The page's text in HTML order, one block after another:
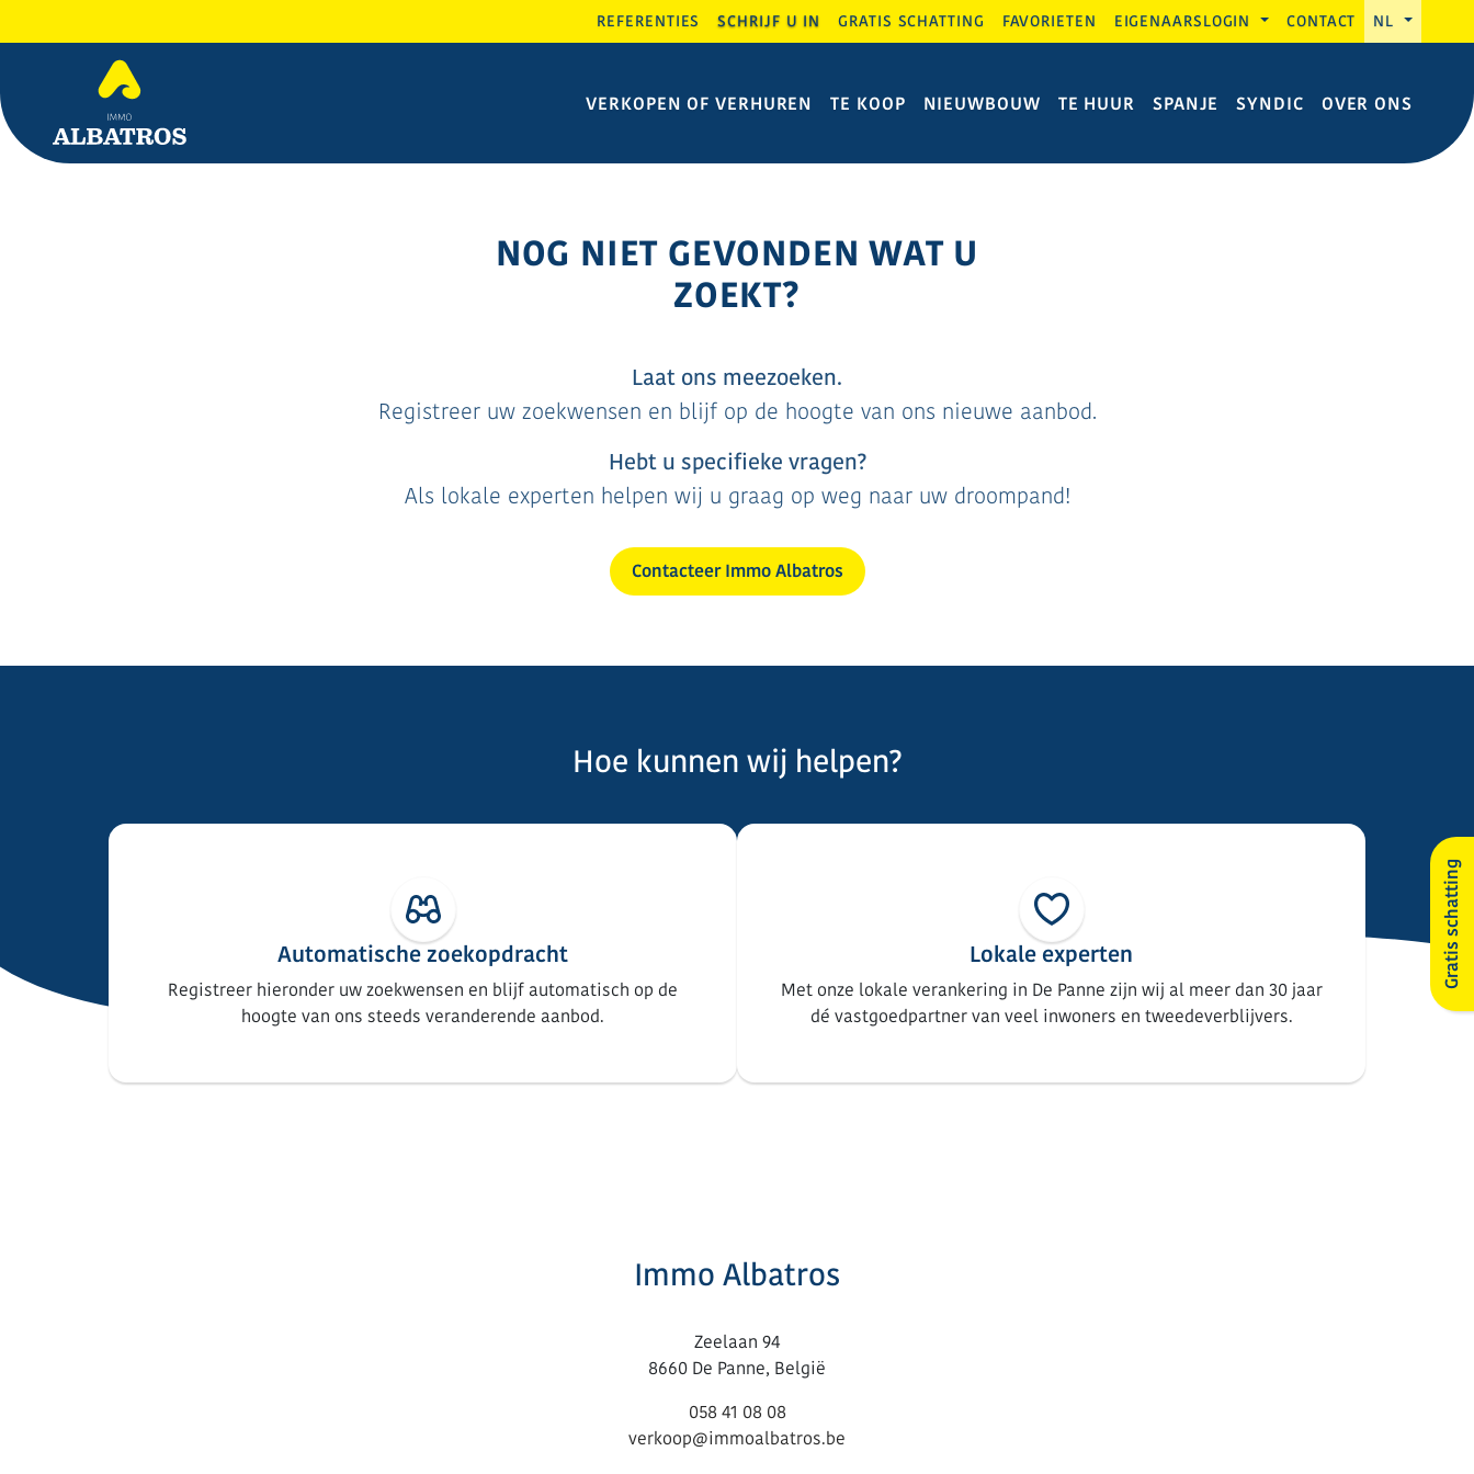
REFERENTIES SCHRIJF U IN GRATIS SCHATTING FAVORIETEN EIGENAARSLOGIN CONTACT NL
VERKOPEN OF VERHUREN TE KOOP NIEUWBOUW TE HUUR SPANJE SYNDIC OVER ONS
NOG NIET GEVONDEN WAT U
ZOEKT?
Laat ons meezoeken.
Registreer uw zoekwensen en blijf op de hoogte van ons nieuwe aanbod.
Hebt u specifieke vragen?
Als lokale experten helpen wij u graag op weg naar uw droompand!
Contacteer Immo Albatros
Hoe kunnen wij helpen?
Automatische zoekopdracht
Registreer hieronder uw zoekwensen en blijf automatisch op de
hoogte van ons steeds veranderende aanbod.
Lokale experten
Met onze lokale verankering in De Panne zijn wij al meer dan 30 jaar
dé vastgoedpartner van veel inwoners en tweedeverblijvers.
Immo Albatros
Zeelaan 94
8660 De Panne, België
058 41 08 08
verkoop@immoalbatros.be
Gratis schatting